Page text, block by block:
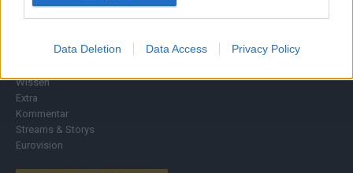
Data Deletion Data Access Privacy Policy
Nachrichten
Wirtschaft
Wissen
Extra
Kommentar
Streams & Storys
Eurovision